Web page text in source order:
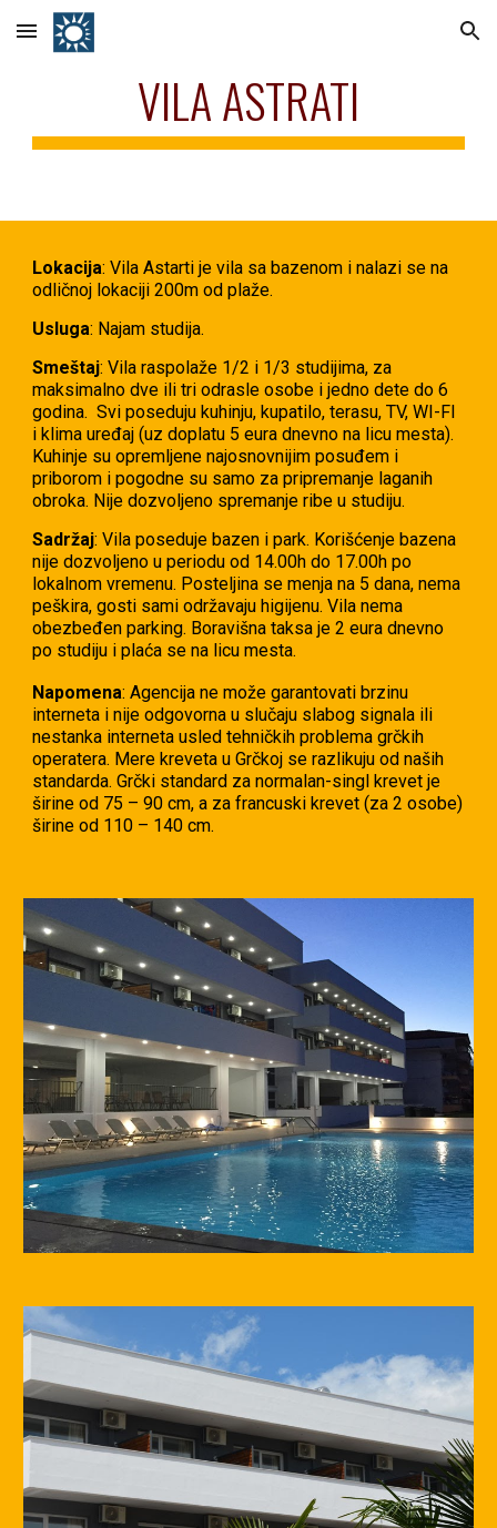
Skip to main content Skip to navigation
VILA ASTRATI
Lokacija: Vila Astarti je vila sa bazenom i nalazi se na
odličnoj lokaciji 200m od plaže.
Usluga: Najam studija.
Smeštaj: Vila raspolaže 1/2 i 1/3 studijima, za
maksimalno dve ili tri odrasle osobe i jedno dete do 6
godina. Svi poseduju kuhinju, kupatilo, terasu, TV, WI-FI
i klima uređaj (uz doplatu 5 eura dnevno na licu mesta).
Kuhinje su opremljene najosnovnijim posuđem i
priborom i pogodne su samo za pripremanje laganih
obroka. Nije dozvoljeno spremanje ribe u studiju.
Sadržaj: Vila poseduje bazen i park. Korišćenje bazena
nije dozvoljeno u periodu od 14.00h do 17.00h po
lokalnom vremenu. Posteljina se menja na 5 dana, nema
peškira, gosti sami održavaju higijenu. Vila nema
obezbeđen parking. Boravišna taksa je 2 eura dnevno
po studiju i plaća se na licu mesta.
Napomena: Agencija ne može garantovati brzinu
interneta i nije odgovorna u slučaju slabog signala ili
nestanka interneta usled tehničkih problema grčkih
operatera. Mere kreveta u Grčkoj se razlikuju od naših
standarda. Grčki standard za normalan-singl krevet je
širine od 75 – 90 cm, a za francuski krevet (za 2 osobe)
širine od 110 – 140 cm.